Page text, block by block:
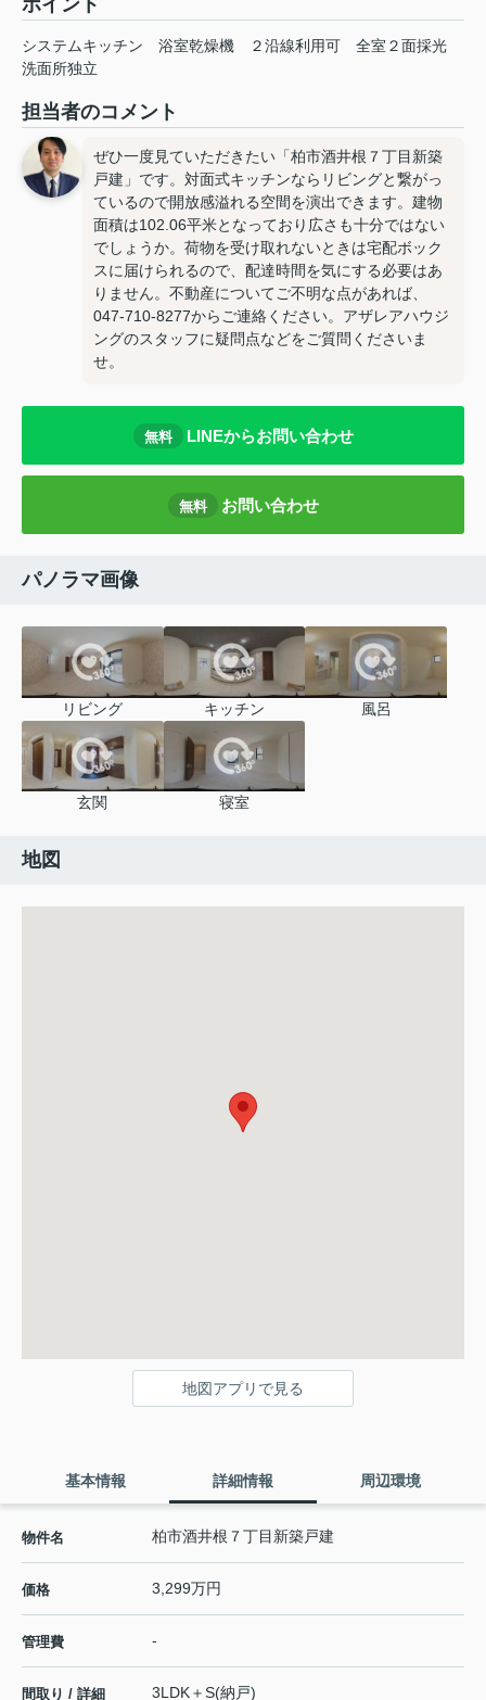
ポイント
システムキッチン 浴室乾燥機 ２沿線利用可
全室２面採光
洗面所独立
担当者のコメント
ぜひ一度見ていただきたい「柏市酒井根７丁目新築
戸建」です。対面式キッチンならリビングと繋がっ
ているので開放感溢れる空間を演出できます。建物
面積は102.06平米となっており広さも十分ではない
でしょうか。荷物を受け取れないときは宅配ボック
スに届けられるので、配達時間を気にする必要はあ
りません。不動産についてご不明な点があれば、
047-710-8277からご連絡ください。アザレアハウジ
ングのスタッフに疑問点などをご質問くださいま
せ。
無料 LINEからお問い合わせ
無料 お問い合わせ
パノラマ画像
リビング キッチン 風呂
玄関 寝室
地図
地図アプリで見る
基本情報 詳細情報 周辺環境
物件名 柏市酒井根７丁目新築戸建
価格 3,299万円
管理費 -
間取り / 詳細 3LDK＋S(納戸)